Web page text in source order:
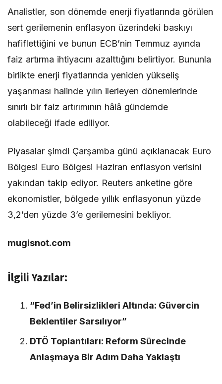
Analistler, son dönemde enerji fiyatlarında görülen
sert gerilemenin enflasyon üzerindeki baskıyı
hafiflettiğini ve bunun ECB’nin Temmuz ayında
faiz artırma ihtiyacını azalttığını belirtiyor. Bununla
birlikte enerji fiyatlarında yeniden yükseliş
yaşanması halinde yılın ilerleyen dönemlerinde
sınırlı bir faiz artırımının hâlâ gündemde
olabileceği ifade ediliyor.
Piyasalar şimdi Çarşamba günü açıklanacak Euro
Bölgesi Euro Bölgesi Haziran enflasyon verisini
yakından takip ediyor. Reuters anketine göre
ekonomistler, bölgede yıllık enflasyonun yüzde
3,2’den yüzde 3’e gerilemesini bekliyor.
mugisnot.com
İlgili Yazılar:
“Fed’in Belirsizlikleri Altında: Güvercin
Beklentiler Sarsılıyor”
DTÖ Toplantıları: Reform Sürecinde
Anlaşmaya Bir Adım Daha Yaklaştı